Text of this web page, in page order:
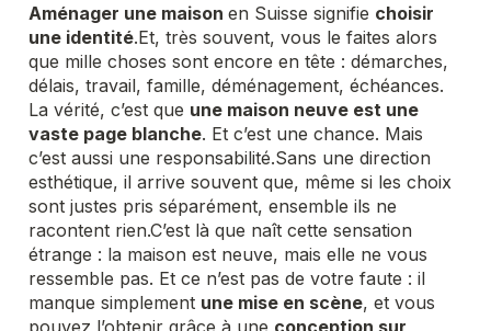
Aménager une maison en Suisse signifie choisir
une identité.Et, très souvent, vous le faites alors
que mille choses sont encore en tête : démarches,
délais, travail, famille, déménagement, échéances.
La vérité, c’est que une maison neuve est une
vaste page blanche. Et c’est une chance. Mais
c’est aussi une responsabilité.Sans une direction
esthétique, il arrive souvent que, même si les choix
sont justes pris séparément, ensemble ils ne
racontent rien.C’est là que naît cette sensation
étrange : la maison est neuve, mais elle ne vous
ressemble pas. Et ce n’est pas de votre faute : il
manque simplement une mise en scène, et vous
pouvez l’obtenir grâce à une conception sur